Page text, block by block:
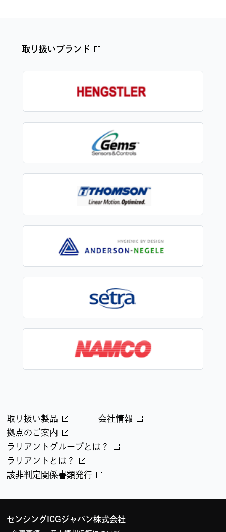
取り扱いブランド
取り扱い製品
会社情報
拠点のご案内
ラリアントグループとは？
ラリアントとは？
該非判定関係書類発行
センシングICGジャパン株式会社